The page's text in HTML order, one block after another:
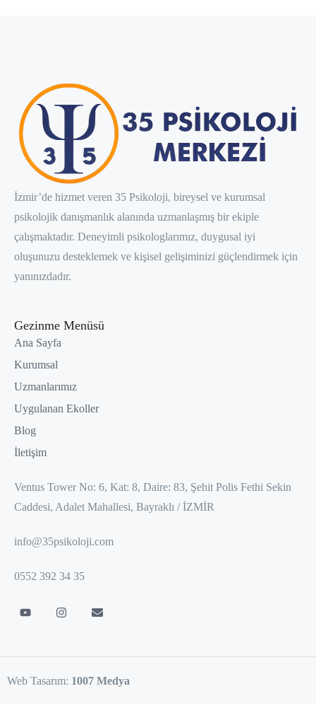
İzmir’de hizmet veren 35 Psikoloji, bireysel ve kurumsal
psikolojik danışmanlık alanında uzmanlaşmış bir ekiple
çalışmaktadır. Deneyimli psikologlarımız, duygusal iyi
oluşunuzu desteklemek ve kişisel gelişiminizi güçlendirmek için
yanınızdadır.
Gezinme Menüsü
Ana Sayfa
Kurumsal
Uzmanlarımız
Uygulanan Ekoller
Blog
İletişim
Ventus Tower No: 6, Kat: 8, Daire: 83, Şehit Polis Fethi Sekin
Caddesi, Adalet Mahallesi, Bayraklı / İZMİR
info@35psikoloji.com
0552 392 34 35
Web Tasarım: 1007 Medya